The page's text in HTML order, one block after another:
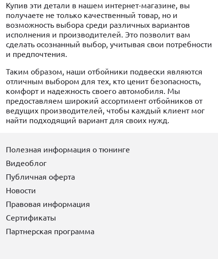
Купив эти детали в нашем интернет-магазине, вы
получаете не только качественный товар, но и
возможность выбора среди различных вариантов
исполнения и производителей. Это позволит вам
сделать осознанный выбор, учитывая свои потребности
и предпочтения.
Таким образом, наши отбойники подвески являются
отличным выбором для тех, кто ценит безопасность,
комфорт и надежность своего автомобиля. Мы
предоставляем широкий ассортимент отбойников от
ведущих производителей, чтобы каждый клиент мог
найти подходящий вариант для своих нужд.
Полезная информация о тюнинге
Видеоблог
Публичная оферта
Новости
Правовая информация
Сертификаты
Партнерская программа